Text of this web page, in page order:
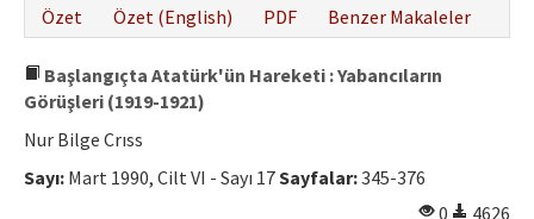
Özet
Özet (English) PDF Benzer Makaleler
Başlangıçta Atatürk'ün Hareketi : Yabancıların
Görüşleri (1919-1921)
Nur Bilge Crıss
Sayı: Mart 1990, Cilt VI - Sayı 17Sayfalar:345-376
0
4626